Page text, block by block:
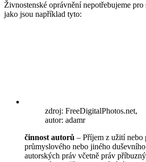
Živnostenské oprávnění nepotřebujeme pro
jako jsou například tyto:
zdroj: FreeDigitalPhotos.net,
autor: adamr
činnost autorů – Příjem z užití nebo
průmyslového nebo jiného
autorských práv včetně práv